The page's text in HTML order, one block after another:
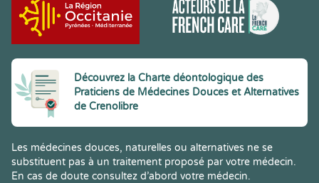
Découvrez la Charte déontologique des
Praticiens de Médecines Douces et Alternatives
de Crenolibre
Les médecines douces, naturelles ou alternatives ne se
substituent pas à un traitement proposé par votre médecin.
En cas de doute consultez d’abord votre médecin.